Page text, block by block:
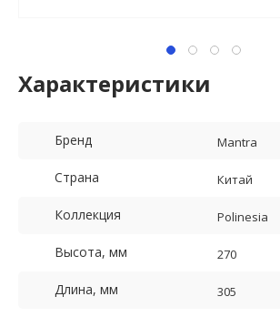
Характеристики
Бренд Mantra
Страна Китай
Коллекция Polinesia
Высота, мм 270
Длина, мм 305